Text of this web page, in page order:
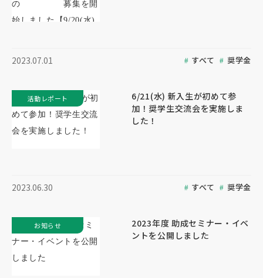
2023.07.01 すべて 奨学金
6/21(水) 新入生が初めて参
加！奨学生交流会を実施しま
した！
2023.06.30 すべて 奨学金
活動レポート
2023年度 助成セミナー・イベ
ントを公開しました
お知らせ